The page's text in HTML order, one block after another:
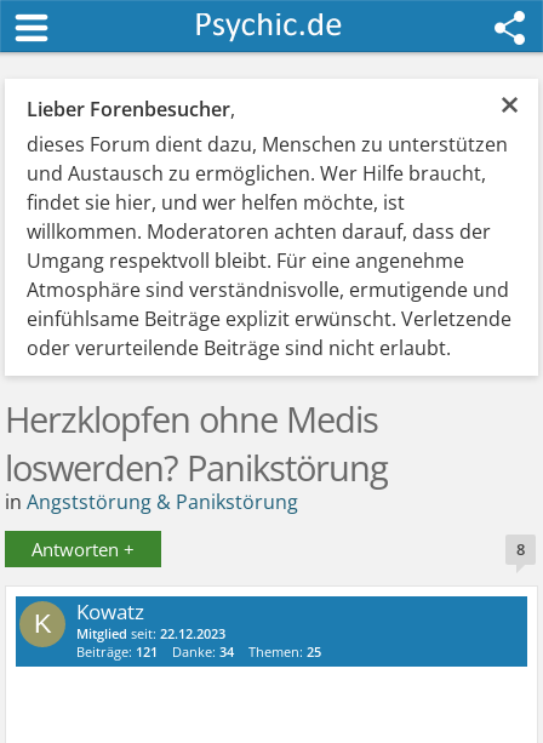
×
Lieber Forenbesucher,
dieses Forum dient dazu, Menschen zu unterstützen
und Austausch zu ermöglichen. Wer Hilfe braucht,
findet sie hier, und wer helfen möchte, ist
willkommen. Moderatoren achten darauf, dass der
Umgang respektvoll bleibt. Für eine angenehme
Atmosphäre sind verständnisvolle, ermutigende und
einfühlsame Beiträge explizit erwünscht. Verletzende
oder verurteilende Beiträge sind nicht erlaubt.
Herzklopfen ohne Medis
loswerden? Panikstörung
inAngststörung & Panikstörung
Antworten + 8
K Kowatz
Mitglied seit:22.12.2023
Beiträge: 121 Danke:34 Themen:25